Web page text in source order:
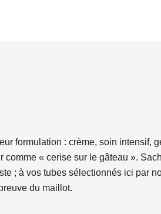
formulation : crème, soin intensif,
comme « cerise sur le gâteau ».
; à vos tubes sélectionnés ici par
du maillot.